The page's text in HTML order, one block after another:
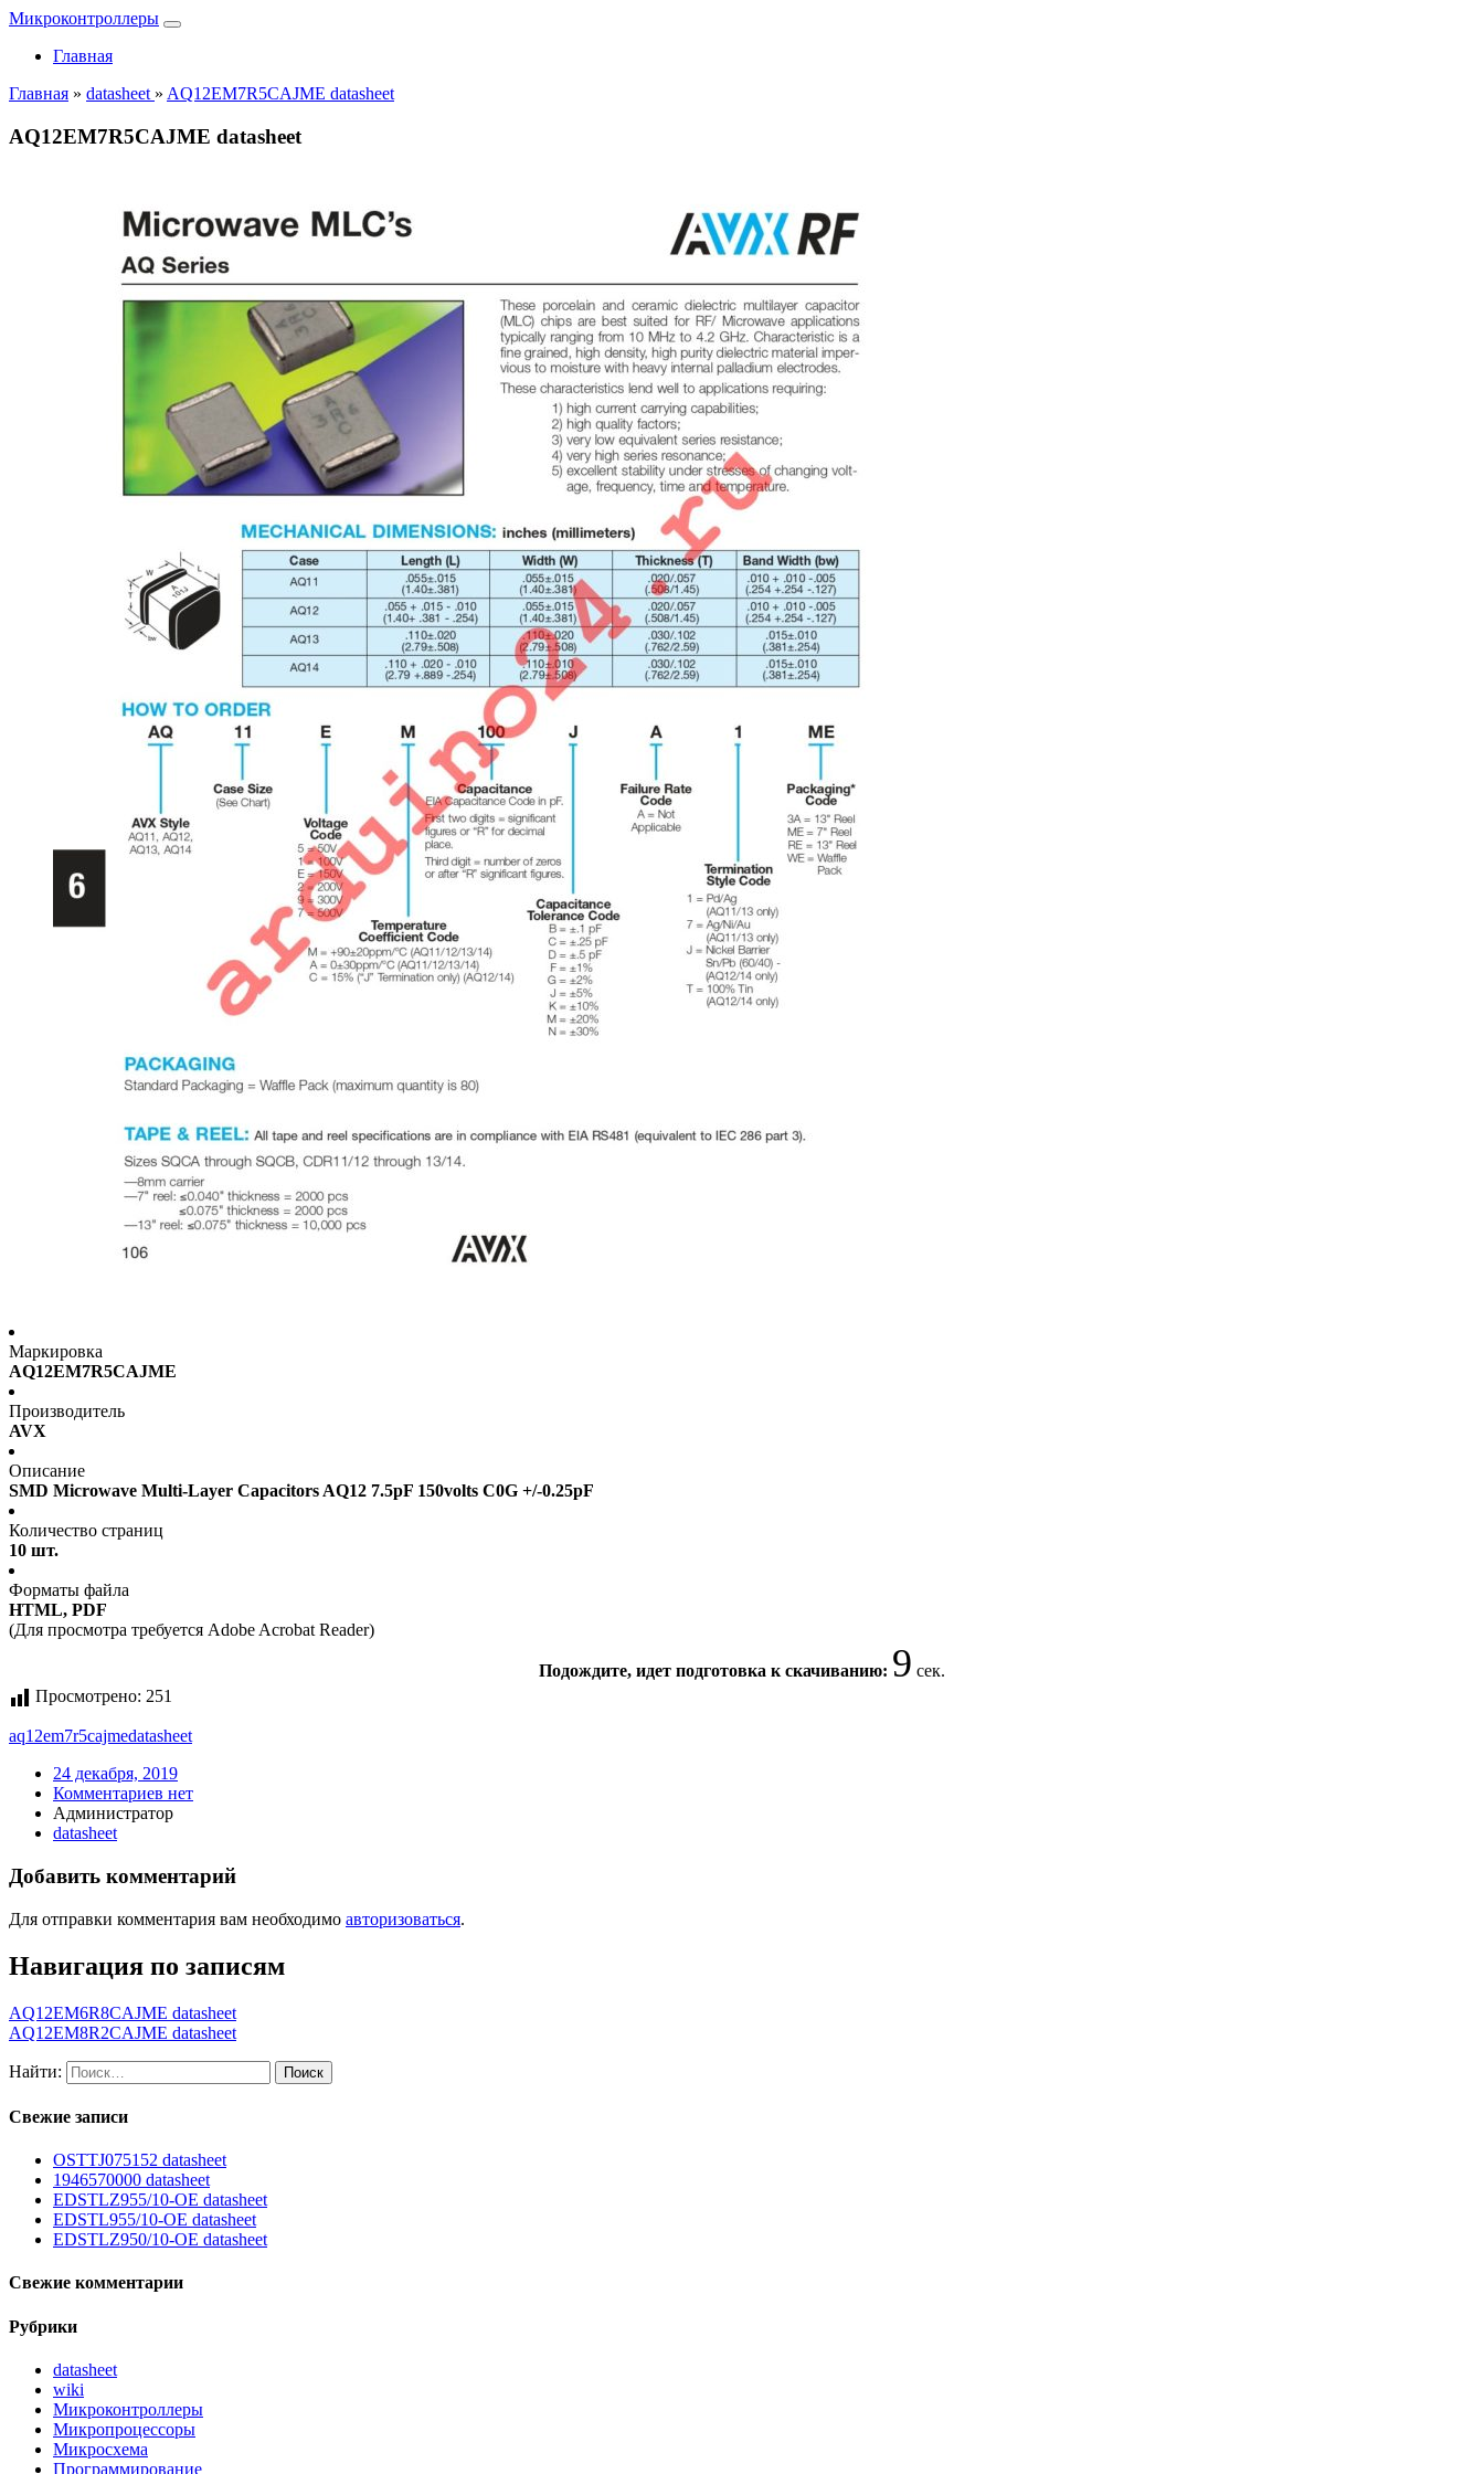
Микроконтроллеры
Главная
Главная » datasheet » AQ12EM7R5CAJME datasheet
AQ12EM7R5CAJME datasheet
Маркировка
AQ12EM7R5CAJME
Производитель
AVX
Описание
SMD Microwave Multi-Layer Capacitors AQ12 7.5pF 150volts C0G +/-0.25pF
Количество страниц
10 шт.
Форматы файла
HTML, PDF
(Для просмотра требуется Adobe Acrobat Reader)
Подождите, идет подготовка к скачиванию: 8 сек.
Просмотрено: 251
aq12em7r5cajmedatasheet
24 декабря, 2019
Комментариев нет
Администратор
datasheet
Добавить комментарий
Для отправки комментария вам необходимо авторизоваться.
Навигация по записям
AQ12EM6R8CAJME datasheet
AQ12EM8R2CAJME datasheet
Найти:
Свежие записи
OSTTJ075152 datasheet
1946570000 datasheet
EDSTLZ955/10-OE datasheet
EDSTL955/10-OE datasheet
EDSTLZ950/10-OE datasheet
Свежие комментарии
Рубрики
datasheet
wiki
Микроконтроллеры
Микропроцессоры
Микросхема
Программирование